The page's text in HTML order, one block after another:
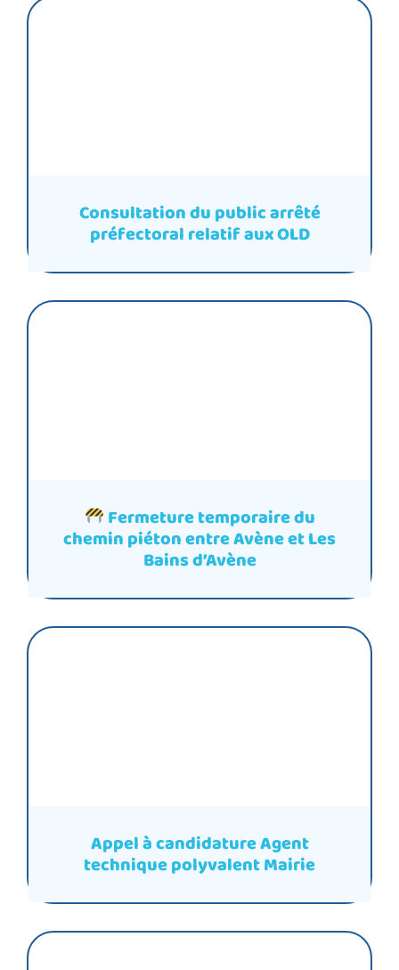
Consultation du public arrêté
préfectoral relatif aux OLD
Fermeture temporaire du
chemin piéton entre Avène et Les
Bains d’Avène
Appel à candidature Agent
technique polyvalent Mairie